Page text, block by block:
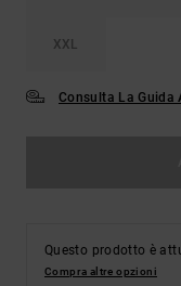
XXL
Consulta La Guida
Questo prodotto è
Compra altre opzioni